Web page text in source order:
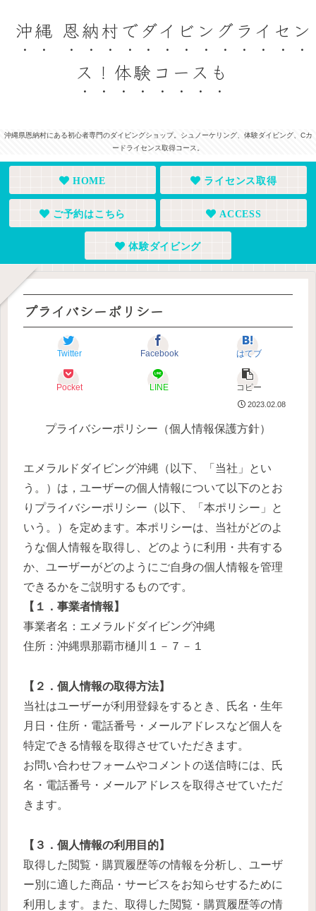
沖縄 恩納村でダイビングライセン
ス！体験コースも
沖縄県恩納村にある初心者専門のダイビングショップ。シュノーケリング、体験ダイビング、Cカ
ードライセンス取得コース。
HOME ライセンス取得
ご予約はこちら ACCESS
体験ダイビング
プライバシーポリシー
Twitter Facebook はてブ
Pocket LINE コピー
2023.02.08
プライバシーポリシー（個人情報保護方針）
エメラルドダイビング沖縄（以下、「当社」とい
う。）は，ユーザーの個人情報について以下のとお
りプライバシーポリシー（以下、「本ポリシー」と
いう。）を定めます。本ポリシーは、当社がどのよ
うな個人情報を取得し、どのように利用・共有する
か、ユーザーがどのようにご自身の個人情報を管理
できるかをご説明するものです。
【１．事業者情報】
事業者名：エメラルドダイビング沖縄
住所：沖縄県那覇市樋川１－７－１
【２．個人情報の取得方法】
当社はユーザーが利用登録をするとき、氏名・生年
月日・住所・電話番号・メールアドレスなど個人を
特定できる情報を取得させていただきます。
お問い合わせフォームやコメントの送信時には、氏
名・電話番号・メールアドレスを取得させていただ
きます。
【３．個人情報の利用目的】
取得した閲覧・購買履歴等の情報を分析し、ユーザ
ー別に適した商品・サービスをお知らせするために
利用します。また、取得した閲覧・購買履歴等の情